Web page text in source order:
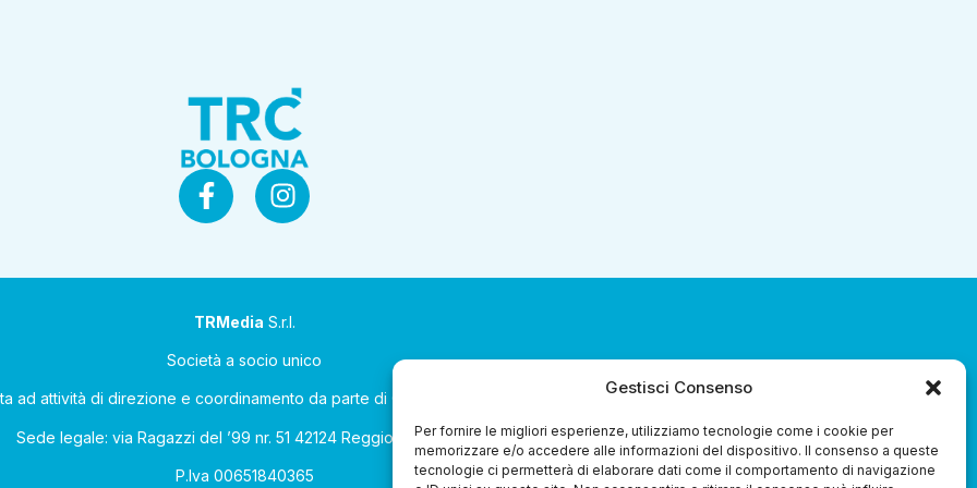
Gestisci Consenso
Per fornire le migliori esperienze, utilizziamo tecnologie come i cookie per
memorizzare e/o accedere alle informazioni del dispositivo. Il consenso a queste
tecnologie ci permetterà di elaborare dati come il comportamento di navigazione
TRMedia S.r.l.
Società a socio unico
ad attività di direzione e coordinamento da parte di Coop Alleanza 3.0 Soc. Coop.
Sede legale: via Ragazzi del ’99 nr. 51 42124 Reggio Emilia (RE)
P.Iva 00651840365